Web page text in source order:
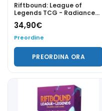
Riftbound: League of
Legends TCG - Radiance
Evelynn & Seraphine
Showdown Deck - EN
34,90€
Preordine
PREORDINA ORA